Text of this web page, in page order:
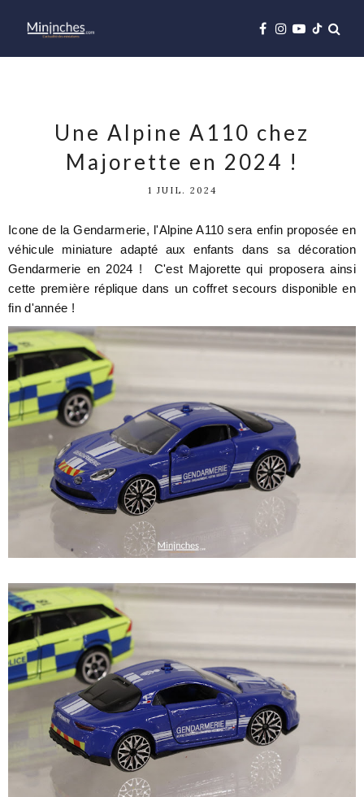
Une Alpine A110 chez
Majorette en 2024 !
1 JUIL. 2024
Icone de la Gendarmerie, l'Alpine A110 sera enfin proposée en
véhicule miniature adapté aux enfants dans sa décoration
Gendarmerie en 2024 ! C'est Majorette qui proposera ainsi
cette première réplique dans un coffret secours disponible en
fin d'année !